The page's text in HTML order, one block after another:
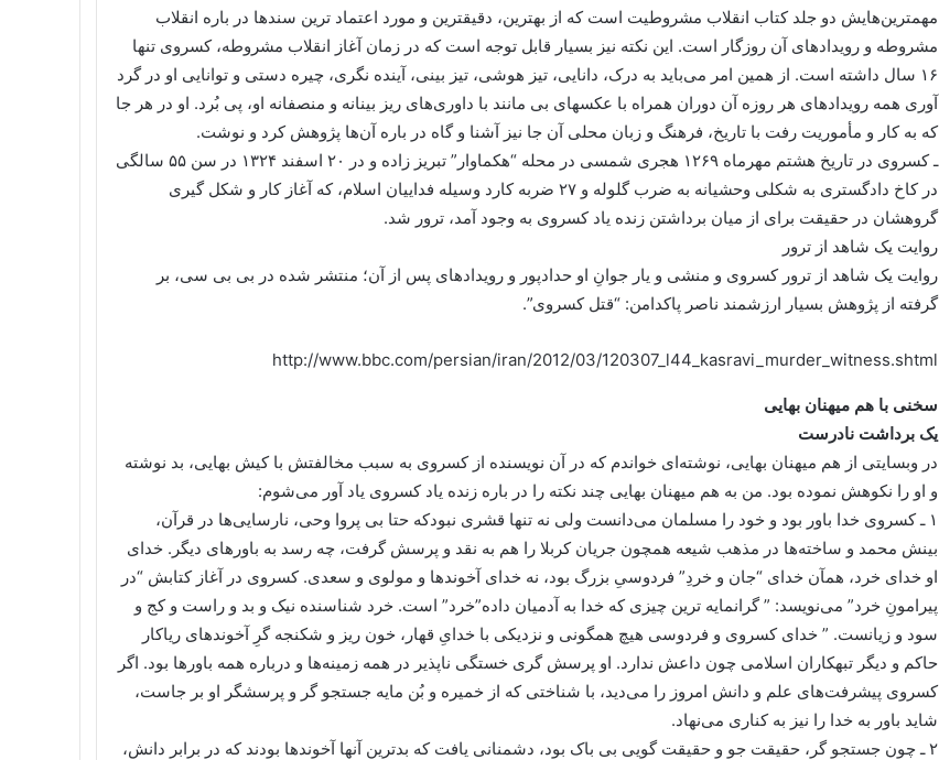
مهمترین‌هایش دو جلد کتاب انقلاب مشروطیت است که از بهترین، دقیقترین و مورد اعتماد ترین سندها در باره انقلاب
مشروطه و رویدادهای آن روزگار است. این نکته نیز بسیار قابل توجه است که در زمان آغاز انقلاب مشروطه، کسروی تنها
۱۶ سال داشته است. از همین امر می‌باید به درک، دانایی، تیز هوشی، تیز بینی، آینده نگری، چیره دستی و توانایی او در گرد
آوری همه رویدادهای هر روزه آن دوران همراه با عکسهای بی مانند با داوری‌های ریز بینانه و منصفانه او، پی بُرد. او در هر جا
که به کار و مأموریت رفت با تاریخ، فرهنگ و زبان محلی آن جا نیز آشنا و گاه در باره آن‌ها پژوهش کرد و نوشت.
ـ کسروی در تاریخ هشتم مهرماه ۱۲۶۹ هجری شمسی در محله “هکماوار” تبریز زاده و در ۲۰ اسفند ۱۳۲۴ در سن ۵۵ سالگی
در کاخ دادگستری به شکلی وحشیانه به ضرب گلوله و ۲۷ ضربه کارد وسیله فداییان اسلام، که آغاز کار و شکل گیری
گروهشان در حقیقت برای از میان برداشتن زنده یاد کسروی به وجود آمد، ترور شد.
روایت یک شاهد از ترور
روایت یک شاهد از ترور کسروی و منشی و یار جوانِ او حدادپور و رویدادهای پس از آن؛ منتشر شده در بی بی سی، بر
گرفته از پژوهش بسیار ارزشمند ناصر پاکدامن: “قتل کسروی”.
http://www.bbc.com/persian/iran/2012/03/120307_l44_kasravi_murder_witness.shtml
سخنی با هم میهنان بهایی
یک برداشت نادرست
در وبسایتی از هم میهنان بهایی، نوشته‌ای خواندم که در آن نویسنده از کسروی به سبب مخالفتش با کیش بهایی، بد نوشته
و او را نکوهش نموده بود. من به هم میهنان بهایی چند نکته را در باره زنده یاد کسروی یاد آور می‌شوم:
۱ ـ کسروی خدا باور بود و خود را مسلمان می‌دانست ولی نه تنها قشری نبودکه حتا بی پروا وحی، نارسایی‌ها در قرآن،
بینش محمد و ساخته‌ها در مذهب شیعه همچون جریان کربلا را هم به نقد و پرسش گرفت، چه رسد به باورهای دیگر. خدای
او خدای خرد، همآن خدای “جان و خردِ” فردوسیِ بزرگ بود، نه خدای آخوندها و مولوی و سعدی. کسروی در آغاز کتابش “در
پیرامونِ خرد” می‌نویسد: ” گرانمایه ترین چیزی که خدا به آدمیان داده”خرد” است. خرد شناسنده نیک و بد و راست و کج و
سود و زیانست. ” خدای کسروی و فردوسی هیچ همگونی و نزدیکی با خدایِ قهار، خون ریز و شکنجه گرِ آخوندهای ریاکار
حاکم و دیگر تبهکاران اسلامی چون داعش ندارد. او پرسش گری خستگی ناپذیر در همه زمینه‌ها و درباره همه باورها بود. اگر
کسروی پیشرفت‌های علم و دانش امروز را می‌دید، با شناختی که از خمیره و بُن مایه جستجو گر و پرسشگر او بر جاست،
شاید باور به خدا را نیز به کناری می‌نهاد.
۲ ـ چون جستجو گر، حقیقت جو و حقیقت گویی بی باک بود، دشمنانی یافت که بدترین آنها آخوندها بودند که در برابر دانش،